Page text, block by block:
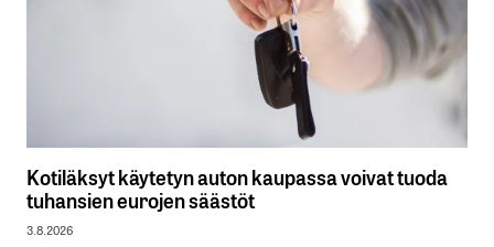
Kotiläksyt käytetyn auton kaupassa voivat tuoda
tuhansien eurojen säästöt
3.8.2026